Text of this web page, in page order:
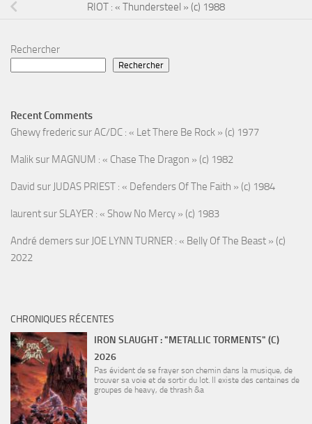
RIOT : « Thundersteel » (c) 1988
Rechercher
Rechercher
Recent Comments
Ghewy fredericsurAC/DC : « Let There Be Rock » (c) 1977
Maliksur MAGNUM : « Chase The Dragon » (c) 1982
David sur JUDAS PRIEST : « Defenders Of The Faith » (c) 1984
laurentsur SLAYER : « Show No Mercy » (c) 1983
André demerssur JOE LYNN TURNER : « Belly Of The Beast » (c)
2022
CHRONIQUES RÉCENTES
IRON SLAUGHT : "METALLIC TORMENTS" (C)
2026
Pas évident de se frayer son chemin dans la musique, de
trouver sa voie et de sortir du lot. Il existe des centaines de
groupes de heavy, de thrash &a